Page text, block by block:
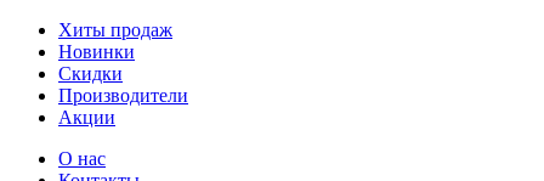
Хиты продаж
Новинки
Скидки
Производители
Акции
О нас